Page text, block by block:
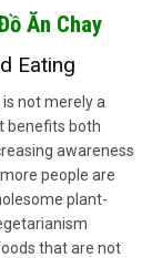
Ăn Chay
Eating
not merely a
benefits both
awareness
people are
plant-
that are not